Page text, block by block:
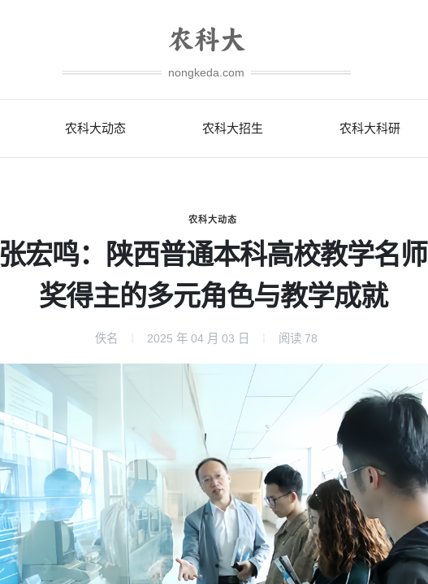
nongkeda.com
农科大动态 农科大招生 农科大科研
农科大动态
张宏鸣：陕西普通本科高校教学名师
奖得主的多元角色与教学成就
佚名 2025 年 04 月 03 日 阅读 78